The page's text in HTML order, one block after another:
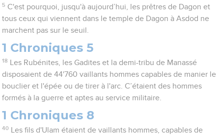
5 C'est pourquoi, jusqu'à aujourd’hui, les prêtres de Dagon et
tous ceux qui viennent dans le temple de Dagon à Asdod ne
marchent pas sur le seuil.
1 Chroniques 5
18
Les Rubénites, les Gadites et la demi-tribu de Manassé
disposaient de 44'760 vaillants hommes capables de manier le
bouclier et l'épée ou de tirer à l'arc. C’étaient des hommes
formés à la guerre et aptes au service militaire.
1 Chroniques 8
40
Les fils d'Ulam étaient de vaillants hommes, capables de